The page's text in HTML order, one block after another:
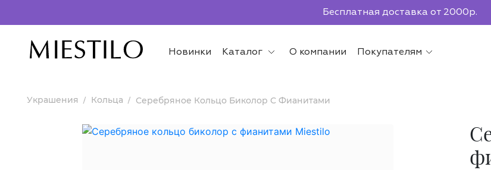
Бесплатная доставка от 2000р.
Новинки
Каталог О компании Покупателям
Украшения Кольца Серебряное Кольцо Биколор С Фианитами